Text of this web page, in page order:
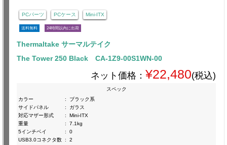
PCパーツ PCケース Mini-ITX
送料無料 24時間以内に出荷
Thermaltake サーマルテイク
The Tower 250 Black CA-1Z9-00S1WN-00
ネット価格： ¥22,480(税込)
スペック
カラー
:
ブラック系
サイドパネル
:
ガラス
対応マザー形式
:
Mini-ITX
重量
:
7.1kg
5インチベイ
:
0
USB3.0コネクタ数 : 2